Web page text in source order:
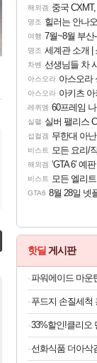
메이플 환산 13만 스펙
오버워치 D.mon 스
메이플 아이고... 길
여행 선녀바위해수욕
GTA6 8월 28일 넷
비스트 모든 바우에라
해외겜 중국 CXMT, D램 매
명조 힐러는 안나
여행 7월~8월 부산-단
명조 세계관 소개 |
차벤 선생님들 차 시
아스오라 아스오라 성
아스오라 아키츠 아키
레퀴엠 60프레임
실팰 실버 팰리스
섭컬겜 무한대 아난타
비스트 모든 요리/작물 책 획
해외겜 ‘GTA 6’ 예판 흥행…
비스트 모든 엘리트 골렘
GTA6 8월 28일 넷플릭
핫딜 게시판
푸드지 손질세척